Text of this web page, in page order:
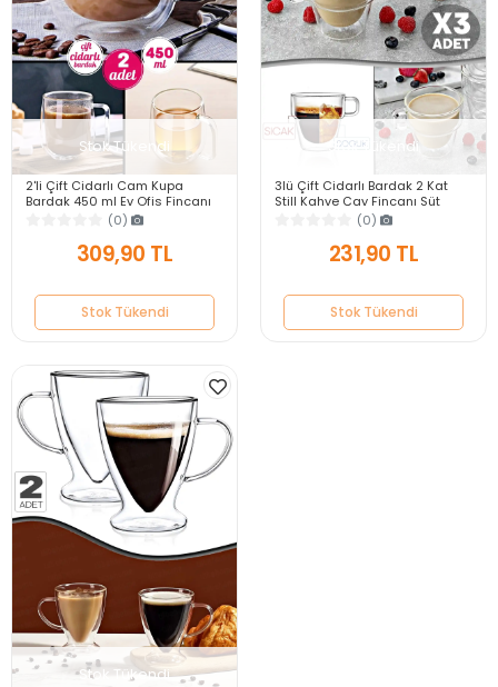
Stok Tükendi
2'li Çift Cidarlı Cam Kupa
Bardak 450 ml Ev Ofis Fincanı
Çift Katlı Isı Yalıtımlı Kulplu
(0)
309,90 TL
Stok Tükendi
Stok Tükendi
3lü Çift Cidarlı Bardak 2 Kat
Still Kahve Çay Fincanı Süt
Kahve Isıya Dayanıklı Kulplu Su
(0)
231,90 TL
Stok Tükendi
Stok Tükendi